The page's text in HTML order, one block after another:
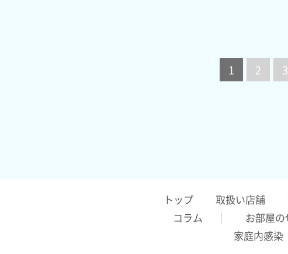
1 2 3
トップ 取扱い店舗
コラム
お部屋
家庭内感染